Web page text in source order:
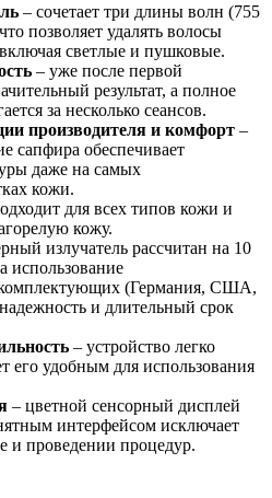
– сочетает три длины волн (755
позволяет удалять волосы
светлые и пушковые.
– уже после первой
результат, а полное
за несколько сеансов.
производителя и комфорт –
сапфира обеспечивает
даже на самых
кожи.
для всех типов кожи и
кожу.
излучатель рассчитан на 10
использование
комплектующих (Германия, США,
и длительный срок
– устройство легко
его удобным для использования
– цветной сенсорный дисплей
интерфейсом исключает
и проведении процедур.